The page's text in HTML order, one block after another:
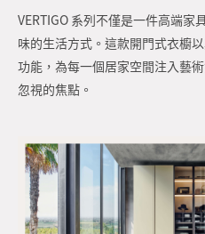
VERTIGO 系列不僅是一件高端家
味的生活方式。這款開門式衣櫥
功能，為每一個居家空間注入藝
忽視的焦點。